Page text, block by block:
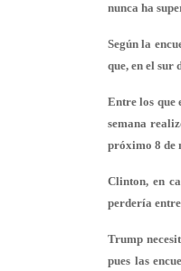
nunca ha
Según la
que, en el sur
Entre los que
semana
próximo 8 de
Clinton, en
perdería
Trump
pues las